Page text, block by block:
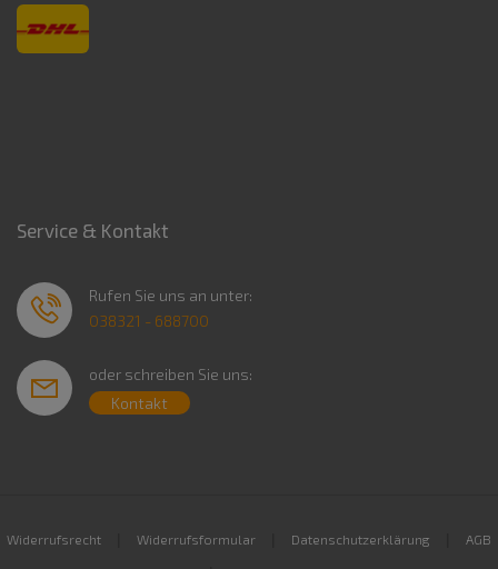
Service & Kontakt
Rufen Sie uns an unter:
038321 - 688700
oder schreiben Sie uns:
Kontakt
Widerrufsrecht Widerrufsformular Datenschutzerklärung AGB